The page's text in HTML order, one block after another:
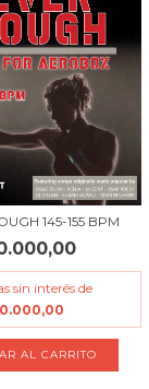
145-155 BPM
sin interés de